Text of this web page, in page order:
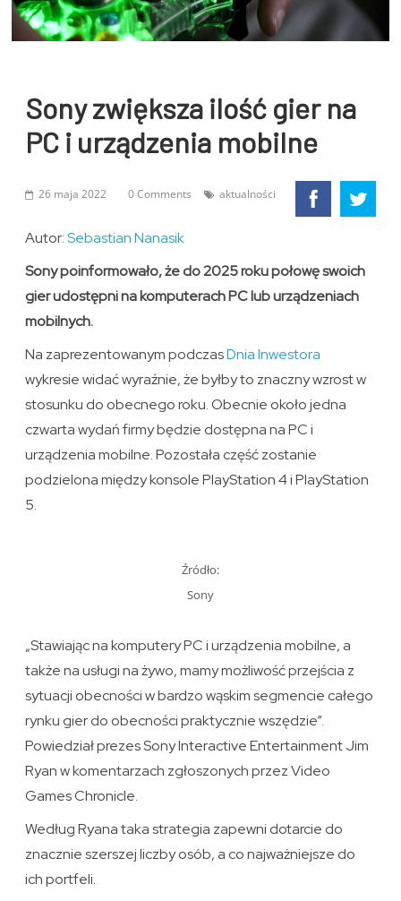
Sony zwiększa ilość gier na
PC i urządzenia mobilne
26 maja 2022 0 Comments aktualności
Autor:Sebastian Nanasik
Sony poinformowało, że do 2025 roku połowę swoich
gier udostępni na komputerach PC lub urządzeniach
mobilnych.
Na zaprezentowanym podczasDnia Inwestora
wykresie widać wyraźnie, że byłby to znaczny wzrost w
stosunku do obecnego roku. Obecnie około jedna
czwarta wydań firmy będzie dostępna na PC i
urządzenia mobilne. Pozostała część zostanie
podzielona między konsole PlayStation 4 i PlayStation
5.
Źródło:
Sony
„Stawiając na komputery PC i urządzenia mobilne, a
także na usługi na żywo, mamy możliwość przejścia z
sytuacji obecności w bardzo wąskim segmencie całego
rynku gier do obecności praktycznie wszędzie”.
Powiedział prezes Sony Interactive Entertainment Jim
Ryan w komentarzach zgłoszonych przez Video
Games Chronicle.
Według Ryana taka strategia zapewni dotarcie do
znacznie szerszej liczby osób, a co najważniejsze do
ich portfeli.